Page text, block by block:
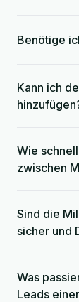
Benötige
Kann ich
Wie
zwischen
Sind die
sicher und
Was
Leads